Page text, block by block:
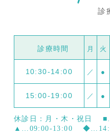
診
診療時間 月 火
10:30-14:00 ／ ●
15:00-19:00 ／ ●
休診日：月・木・祝日
▲…09:00-13:00